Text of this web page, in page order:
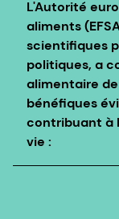
L'Autorité
aliments
scientifiques
politiques, a
alimentaire
bénéfiques
contribuant à
vie :